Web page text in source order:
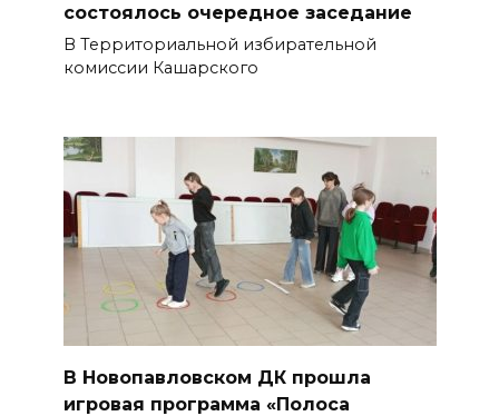
состоялось очередное заседание
В Территориальной избирательной
комиссии Кашарского
В Новопавловском ДК прошла
игровая программа «Полоса